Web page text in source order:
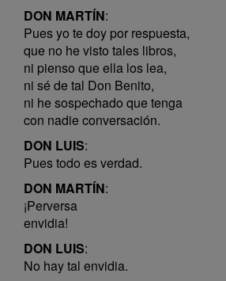
DON MARTÍN:
Pues yo te doy por respuesta,
que no he visto tales libros,
ni pienso que ella los lea,
ni sé de tal Don Benito,
ni he sospechado que tenga
con nadie conversación.
DON LUIS:
Pues todo es verdad.
DON MARTÍN:
¡Perversa
envidia!
DON LUIS:
No hay tal envidia.